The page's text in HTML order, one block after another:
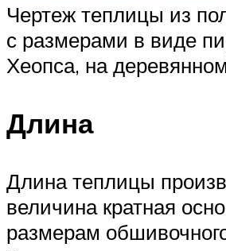
Чертеж теплицы из
с размерами в виде
Хеопса, на
Длина
Длина теплицы
величина кратная
размерам